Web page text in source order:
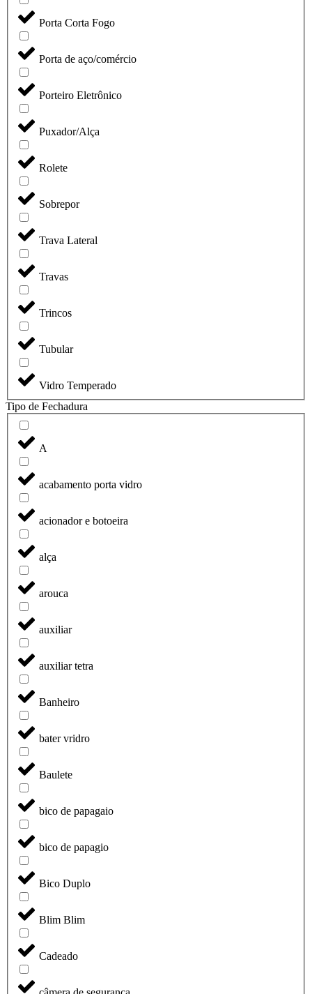
Porta Corta Fogo
Porta de aço/comércio
Porteiro Eletrônico
Puxador/Alça
Rolete
Sobrepor
Trava Lateral
Travas
Trincos
Tubular
Vidro Temperado
Tipo de Fechadura
A
acabamento porta vidro
acionador e botoeira
alça
arouca
auxiliar
auxiliar tetra
Banheiro
bater vridro
Baulete
bico de papagaio
bico de papagio
Bico Duplo
Blim Blim
Cadeado